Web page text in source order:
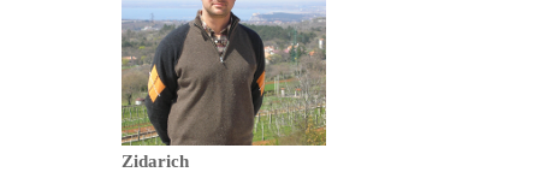
Zidarich